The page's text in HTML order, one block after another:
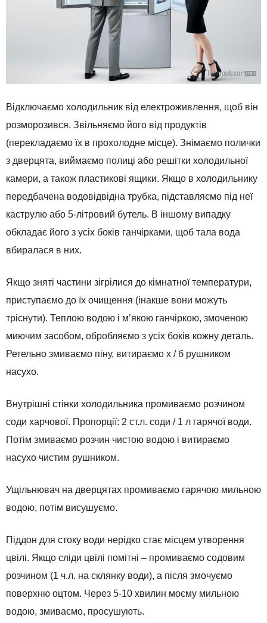
Відключаємо холодильник від електроживлення, щоб він
розморозився. Звільняємо його від продуктів
(перекладаємо їх в прохолодне місце). Знімаємо полички
з дверцята, виймаємо полиці або решітки холодильної
камери, а також пластикові ящики. Якщо в холодильнику
передбачена водовідвідна трубка, підставляємо під неї
каструлю або 5-літровий бутель. В іншому випадку
обкладає його з усіх боків ганчірками, щоб тала вода
вбиралася в них.
Якщо зняті частини зігрілися до кімнатної температури,
приступаємо до їх очищення (інакше вони можуть
тріснути). Теплою водою і м’якою ганчіркою, змоченою
миючим засобом, обробляємо з усіх боків кожну деталь.
Ретельно змиваємо піну, витираємо х / б рушником
насухо.
Внутрішні стінки холодильника промиваємо розчином
соди харчової. Пропорції: 2 ст.л. соди / 1 л гарячої води.
Потім змиваємо розчин чистою водою і витираємо
насухо чистим рушником.
Ущільнювач на дверцятах промиваємо гарячою мильною
водою, потім висушуємо.
Піддон для стоку води нерідко стає місцем утворення
цвілі. Якщо сліди цвілі помітні – промиваємо содовим
розчином (1 ч.л. на склянку води), а після змочуємо
поверхню оцтом. Через 5-10 хвилин моєму мильною
водою, змиваємо, просушують.